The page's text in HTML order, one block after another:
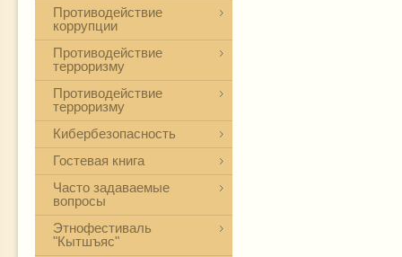
Противодействие
коррупции
Противодействие
терроризму
Противодействие
терроризму
Кибербезопасность
Гостевая книга
Часто задаваемые
вопросы
Этнофестиваль
"Кытшъяс"